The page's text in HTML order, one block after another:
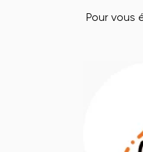
Pour vous